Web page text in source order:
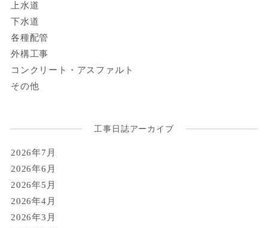
上水道
下水道
各種配管
外構工事
コンクリート・アスファルト
その他
工事日誌アーカイブ
2026年7月
2026年6月
2026年5月
2026年4月
2026年3月